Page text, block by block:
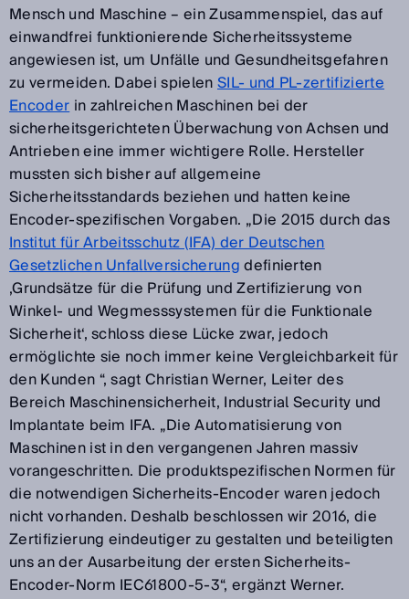
Mensch und Maschine – ein Zusammenspiel, das auf
einwandfrei funktionierende Sicherheitssysteme
angewiesen ist, um Unfälle und Gesundheitsgefahren
zu vermeiden. Dabei spielenSIL- und PL-zertifizierte
Encoderin zahlreichen Maschinen bei der
sicherheitsgerichteten Überwachung von Achsen und
Antrieben eine immer wichtigere Rolle. Hersteller
mussten sich bisher auf allgemeine
Sicherheitsstandards beziehen und hatten keine
Encoder-spezifischen Vorgaben. „Die 2015 durch das
Institut für Arbeitsschutz (IFA) der Deutschen
Gesetzlichen Unfallversicherungdefinierten
‚Grundsätze für die Prüfung und Zertifizierung von
Winkel- und Wegmesssystemen für die Funktionale
Sicherheit‘, schloss diese Lücke zwar, jedoch
ermöglichte sie noch immer keine Vergleichbarkeit für
den Kunden “, sagt Christian Werner, Leiter des
Bereich Maschinensicherheit, Industrial Security und
Implantate beim IFA. „Die Automatisierung von
Maschinen ist in den vergangenen Jahren massiv
vorangeschritten. Die produktspezifischen Normen für
die notwendigen Sicherheits-Encoder waren jedoch
nicht vorhanden. Deshalb beschlossen wir 2016, die
Zertifizierung eindeutiger zu gestalten und beteiligten
uns an der Ausarbeitung der ersten Sicherheits-
Encoder-Norm IEC61800-5-3“, ergänzt Werner.